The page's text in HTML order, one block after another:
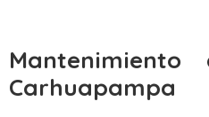
Carhuapampa